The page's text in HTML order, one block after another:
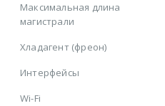
Максимальная длина
магистрали
Хладагент (фреон)
Интерфейсы
Wi-Fi